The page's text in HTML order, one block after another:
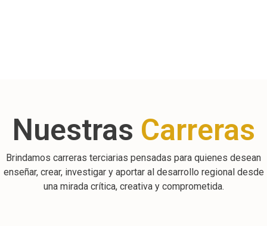
Nuestras Carreras
Brindamos carreras terciarias pensadas para quienes desean
enseñar, crear, investigar y aportar al desarrollo regional desde
una mirada crítica, creativa y comprometida.